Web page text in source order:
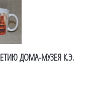
ДОМА-МУЗЕЯ К.Э.